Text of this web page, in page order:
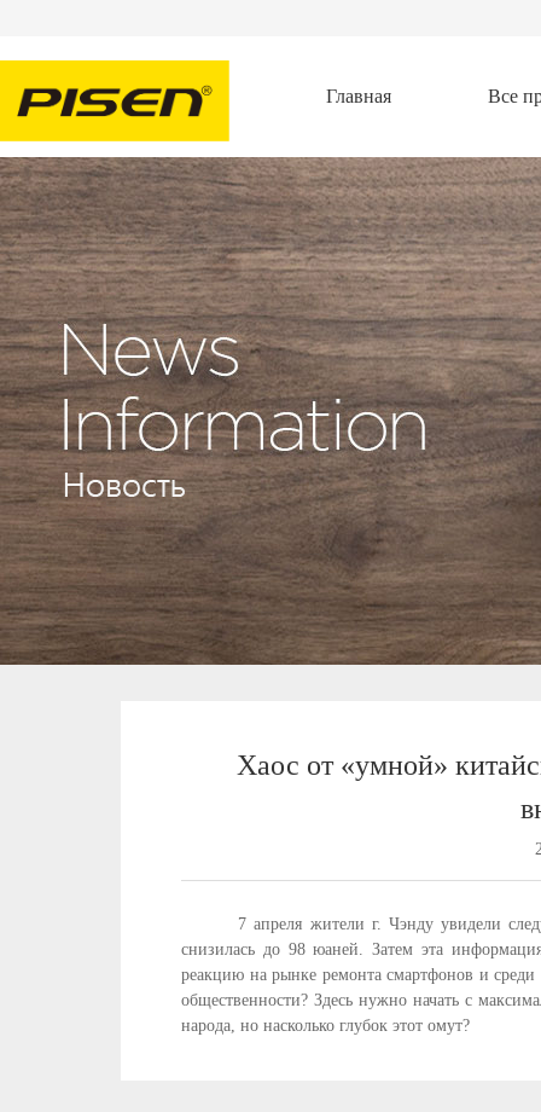
Главная Все
Хаос от «умной»
7 апреля жители г. Чэнду увидели
снизилась до 98 юаней. Затем эта
реакцию на рынке ремонта смартфонов и
общественности? Здесь нужно начать с
народа, но насколько глубок этот омут?